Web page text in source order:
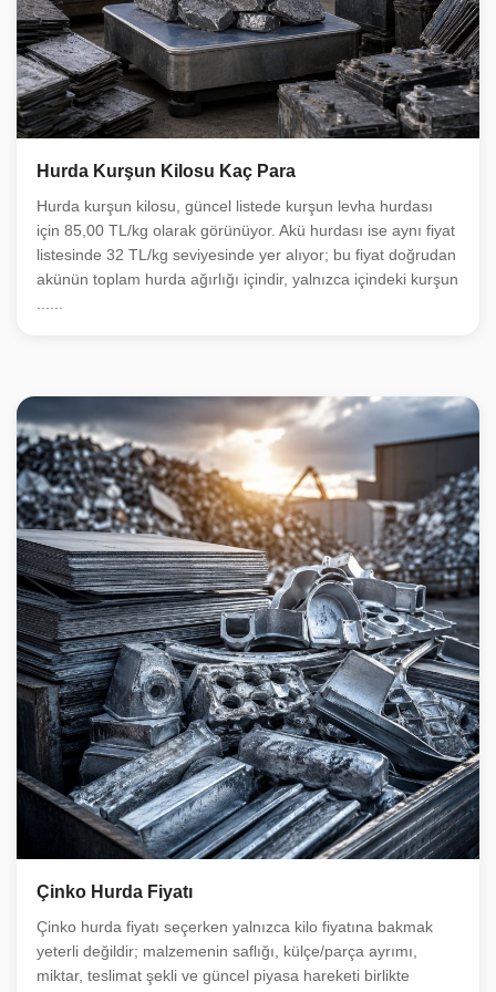
Hurda Kurşun Kilosu Kaç Para
Hurda kurşun kilosu, güncel listede kurşun levha hurdası
için 85,00 TL/kg olarak görünüyor. Akü hurdası ise aynı fiyat
listesinde 32 TL/kg seviyesinde yer alıyor; bu fiyat doğrudan
akünün toplam hurda ağırlığı içindir, yalnızca içindeki kurşun
Çinko Hurda Fiyatı
Çinko hurda fiyatı seçerken yalnızca kilo fiyatına bakmak
yeterli değildir; malzemenin saflığı, külçe/parça ayrımı,
miktar, teslimat şekli ve güncel piyasa hareketi birlikte